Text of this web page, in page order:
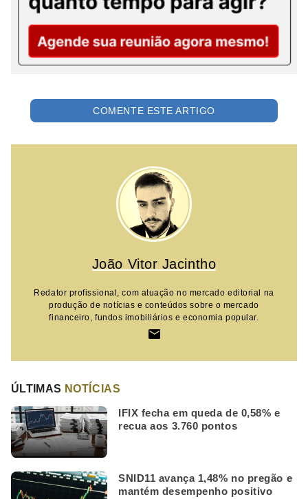
COMENTE ESTE ARTIGO
João Vitor Jacintho
Redator profissional, com atuação no mercado editorial na
produção de notícias e conteúdos sobre o mercado
financeiro, fundos imobiliários e economia popular.
ÚLTIMAS NOTÍCIAS
IFIX fecha em queda de 0,58% e
recua aos 3.760 pontos
SNID11 avança 1,48% no pregão e
mantém desempenho positivo